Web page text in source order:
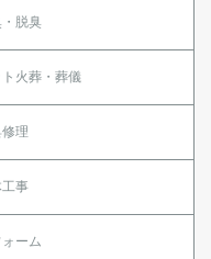
脱臭
火葬・葬儀
理
事
ォーム